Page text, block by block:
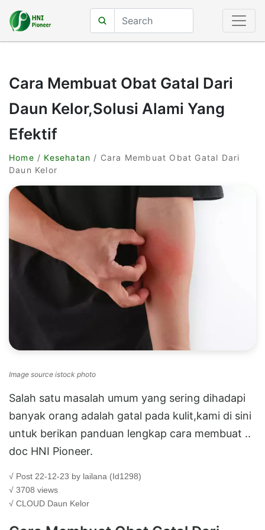
Cara Membuat Obat Gatal Dari
Daun Kelor,Solusi Alami Yang
Efektif
Home / Kesehatan / Cara Membuat Obat Gatal Dari
Daun Kelor
Image source istock photo
Salah satu masalah umum yang sering dihadapi
banyak orang adalah gatal pada kulit,kami di sini
untuk berikan panduan lengkap cara membuat ..
doc HNI Pioneer.
√ Post 22-12-23 by lailana (Id1298)
√ 3708 views
√ CLOUD Daun Kelor